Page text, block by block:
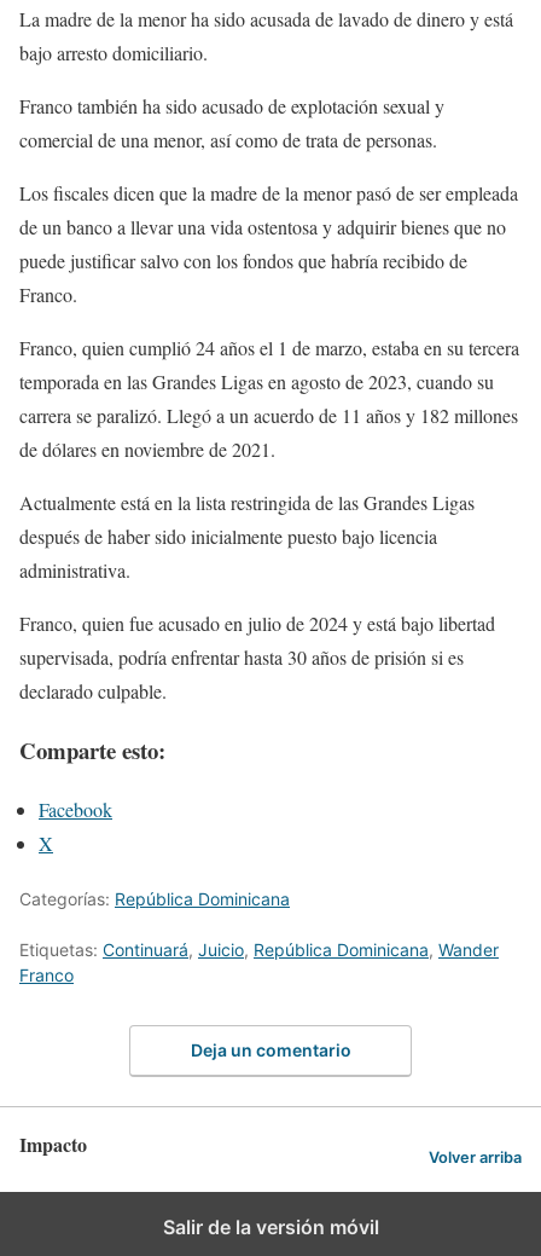
La madre de la menor ha sido acusada de lavado de dinero y está
bajo arresto domiciliario.
Franco también ha sido acusado de explotación sexual y
comercial de una menor, así como de trata de personas.
Los fiscales dicen que la madre de la menor pasó de ser empleada
de un banco a llevar una vida ostentosa y adquirir bienes que no
puede justificar salvo con los fondos que habría recibido de
Franco.
Franco, quien cumplió 24 años el 1 de marzo, estaba en su tercera
temporada en las Grandes Ligas en agosto de 2023, cuando su
carrera se paralizó. Llegó a un acuerdo de 11 años y 182 millones
de dólares en noviembre de 2021.
Actualmente está en la lista restringida de las Grandes Ligas
después de haber sido inicialmente puesto bajo licencia
administrativa.
Franco, quien fue acusado en julio de 2024 y está bajo libertad
supervisada, podría enfrentar hasta 30 años de prisión si es
declarado culpable.
Comparte esto:
Facebook
X
Categorías: República Dominicana
Etiquetas: Continuará, Juicio, República Dominicana, Wander
Franco
Deja un comentario
Impacto Volver arriba
Salir de la versión móvil